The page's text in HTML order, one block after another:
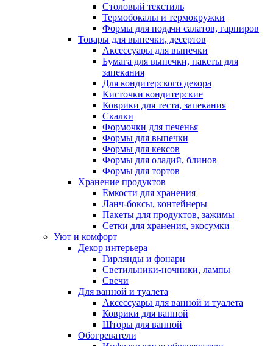
Столовый текстиль
Термобокалы и термокружки
Формы для подачи салатов, гарниров
Товары для выпечки, десертов
Аксессуары для выпечки
Бумага для выпечки, пакеты для
запекания
Для кондитерского декора
Кисточки кондитерские
Коврики для теста, запекания
Скалки
Формочки для печенья
Формы для выпечки
Формы для кексов
Формы для оладий, блинов
Формы для тортов
Хранение продуктов
Емкости для хранения
Ланч-боксы, контейнеры
Пакеты для продуктов, зажимы
Сетки для хранения, экосумки
Уют и комфорт
Декор интерьера
Гирлянды и фонари
Светильники-ночники, лампы
Свечи
Для ванной и туалета
Аксессуары для ванной и туалета
Коврики для ванной
Шторы для ванной
Обогреватели